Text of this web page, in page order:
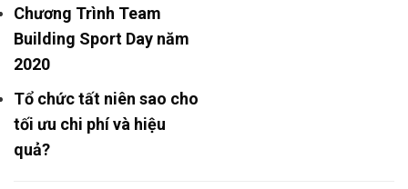
Chương Trình Team
Building Sport Day năm
2020
Tổ chức tất niên sao cho
tối ưu chi phí và hiệu
quả?